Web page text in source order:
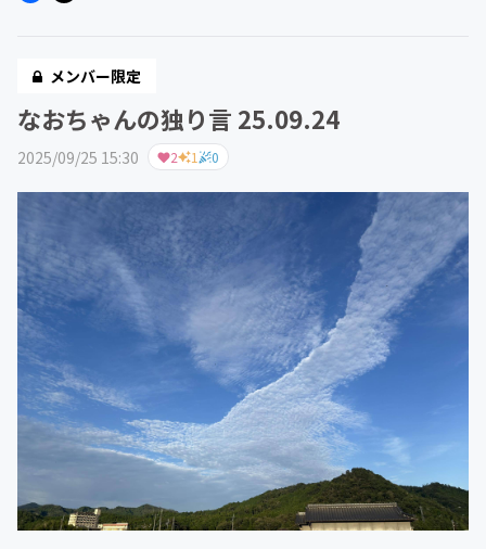
メンバー限定
なおちゃんの独り言 25.09.24
2025/09/25 15:30 2 1 0